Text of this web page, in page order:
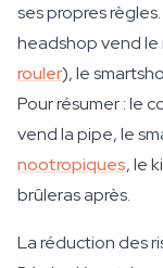
ses propres
headshop vend
rouler), le
Pour résumer : le
vend la pipe, le
nootropiques, le
brûleras après.
La réduction des